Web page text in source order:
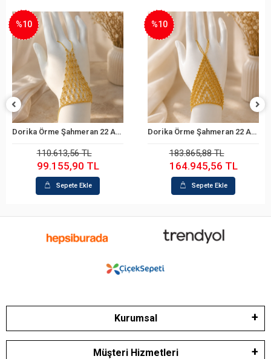
Sepete Ekle
Dorika Örme Şahmeran 22 Ayar Altın Bileklik
%10
183.865,88 TL
164.945,56 TL
Sepete Ekle
Sepete Ekle
3'lü Yonca 14 Ayar Altın Bileklik (19 cm)
%21
80.343,45 TL
63.121,00 TL
Sepete Ekle
Kurumsal
Müşteri Hizmetleri